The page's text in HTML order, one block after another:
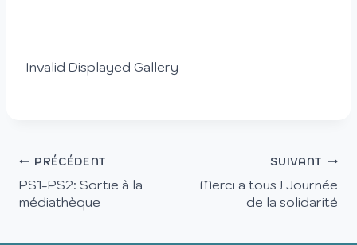
Invalid Displayed Gallery
PRÉCÉDENT
PS1-PS2: Sortie à la
médiathèque
SUIVANT
Merci a tous ! Journée
de la solidarité